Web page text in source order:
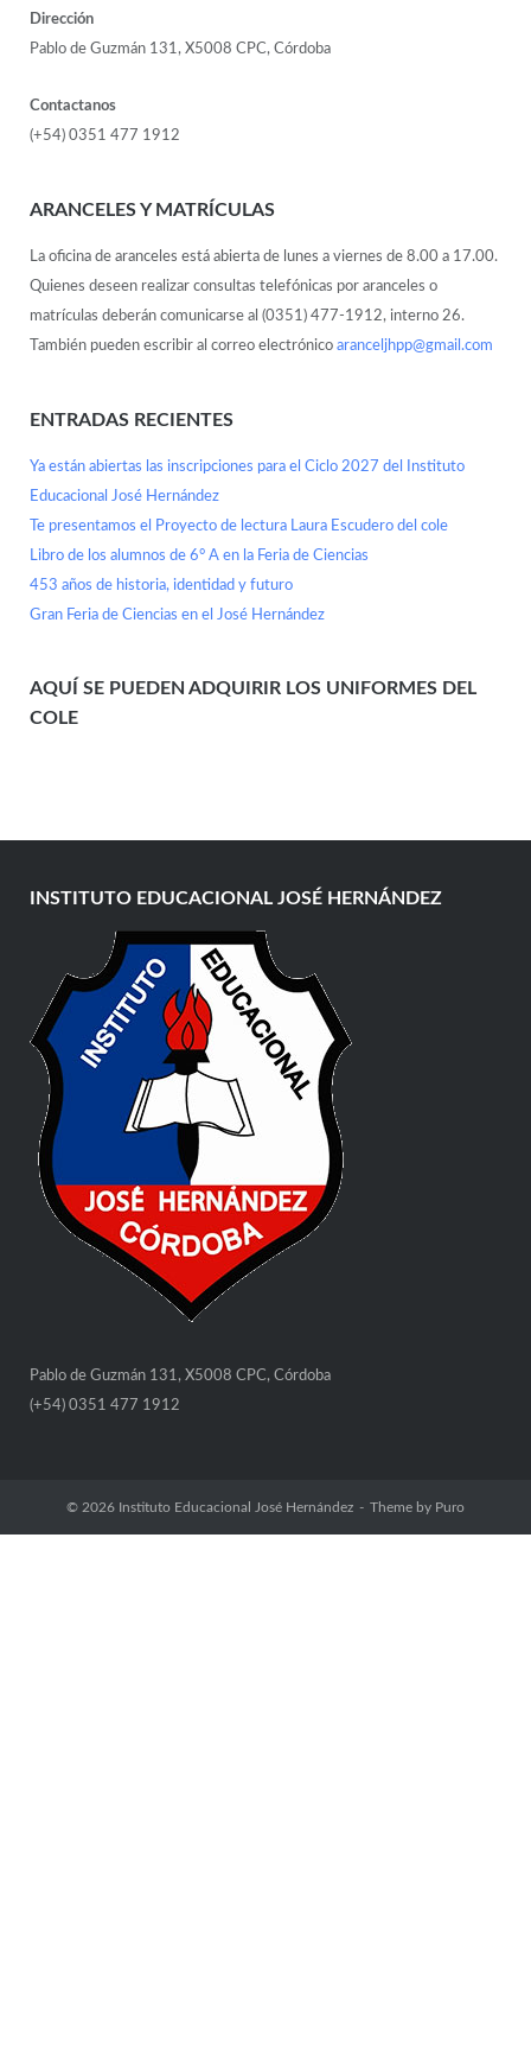
Dirección
Pablo de Guzmán 131, X5008 CPC, Córdoba
Contactanos
(+54) 0351 477 1912
ARANCELES Y MATRÍCULAS
La oficina de aranceles está abierta de lunes a viernes de 8.00 a 17.00.
Quienes deseen realizar consultas telefónicas por aranceles o
matrículas deberán comunicarse al (0351) 477-1912, interno 26.
También pueden escribir al correo electrónico aranceljhpp@gmail.com
ENTRADAS RECIENTES
Ya están abiertas las inscripciones para el Ciclo 2027 del Instituto
Educacional José Hernández
Te presentamos el Proyecto de lectura Laura Escudero del cole
Libro de los alumnos de 6° A en la Feria de Ciencias
453 años de historia, identidad y futuro
Gran Feria de Ciencias en el José Hernández
AQUÍ SE PUEDEN ADQUIRIR LOS UNIFORMES DEL
COLE
INSTITUTO EDUCACIONAL JOSÉ HERNÁNDEZ
Pablo de Guzmán 131, X5008 CPC, Córdoba
(+54) 0351 477 1912
© 2026 Instituto Educacional José Hernández Theme by Puro